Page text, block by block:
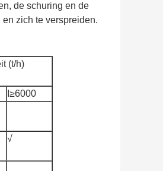
de schuring en de
zich te verspreiden.
(t/h)
I≥6000
√